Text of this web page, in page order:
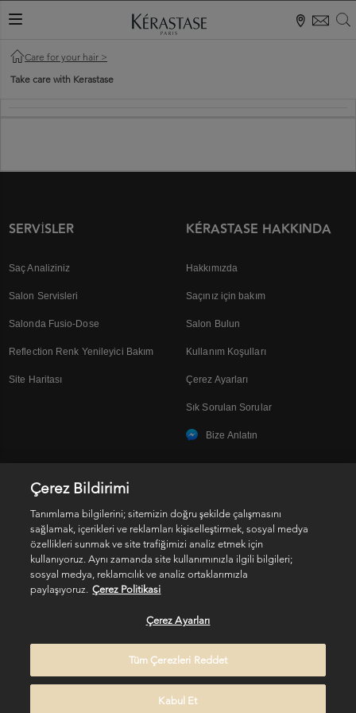
KAYDIRMA MENÜ
Care for your hair >
Take care with Kerastase
SERVISLER
Saç Analiziniz
Salon Servisleri
Salonda Fusio-Dose
Reflection Renk Yenileyici Bakım
Site Haritası
KÉRASTASE HAKKINDA
Hakkımızda
Saçınız için bakım
Salon Bulun
Kullanım Koşulları
Çerez Ayarları
Sık Sorulan Sorular
Bize Anlatın
SOSYAL MEDYA
Kişisel Verilerin Korunması
Çerez Bildirimi
Tanımlama bilgilerini; sitemizin doğru şekilde çalışmasını
sağlamak, içerikleri ve reklamları kişiselleştirmek, sosyal medya
özellikleri sunmak ve site trafiğimizi analiz etmek için
kullanıyoruz. Aynı zamanda site kullanımınızla ilgili bilgileri;
sosyal medya, reklamcılık ve analiz ortaklarımızla
paylaşıyoruz. Çerez Politikasi
Çerez Ayarları
Tüm Çerezleri Reddet
Kabul Et